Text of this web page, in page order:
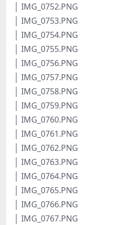
│ IMG_0752.PNG
│ IMG_0753.PNG
│ IMG_0754.PNG
│ IMG_0755.PNG
│ IMG_0756.PNG
│ IMG_0757.PNG
│ IMG_0758.PNG
│ IMG_0759.PNG
│ IMG_0760.PNG
│ IMG_0761.PNG
│ IMG_0762.PNG
│ IMG_0763.PNG
│ IMG_0764.PNG
│ IMG_0765.PNG
│ IMG_0766.PNG
│ IMG_0767.PNG